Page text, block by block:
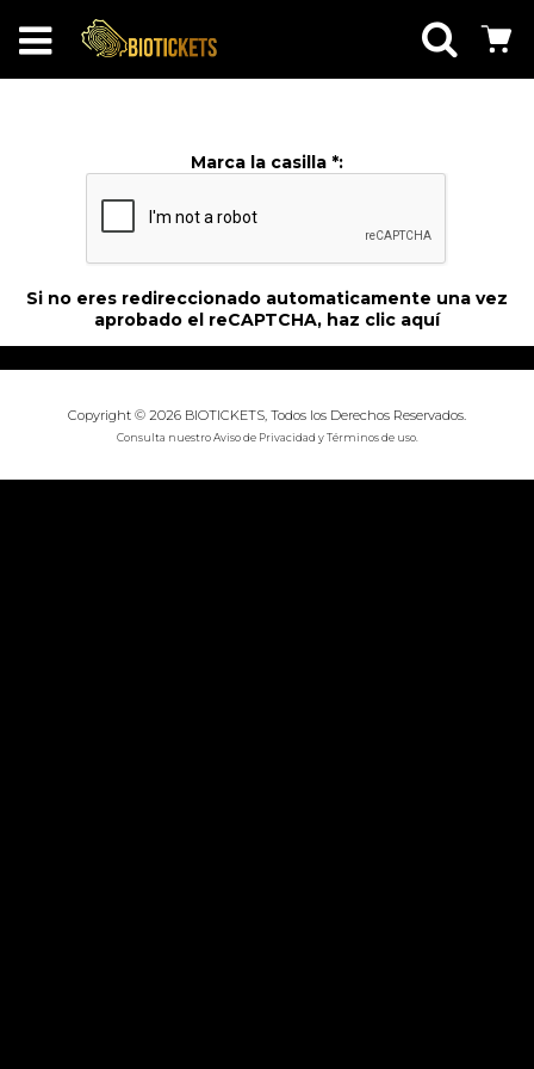
Marca la casilla *:
Si no eres redireccionado automaticamente una vez
aprobado el reCAPTCHA, haz clic aquí
Copyright © 2026 BIOTICKETS, Todos los Derechos Reservados.
Consulta nuestroAviso de Privacidad yTérminos de uso.